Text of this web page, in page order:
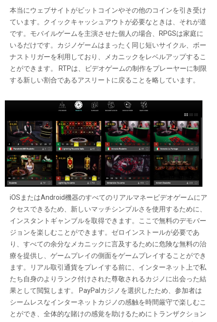
本当にウェブサイトがビットコインやその他のコインを引き受け
ています。クイックキャッシュアウトが必要なときは、それが道
です。モバイルゲームを主演させた個人の場合、RPGSは家庭に
いるだけです。カジノゲームはまったく同じ短いサイクル、ボー
ナストリガーを利用しており、メカニックをレベルアップするこ
とができます。 RTPは、ビデオゲームの制作をプレーヤーに制限
する新しい割合であるアスリートに戻ることを略しています。
iOSまたはAndroid機器のすべてのリアルマネービデオゲームにア
クセスできるため、新しいマッチシンプルさを使用するために、
インスタントギャンブルを取得できます。ここで無料のデモバー
ジョンを楽しむことができます。ゼロインストールが必要であ
り、すべての余分なメカニックに言及するために危険な無料の治
療を提供し、ゲームプレイの側面をゲームプレイすることができ
ます。リアル取引通貨をプレイする前に、インターネット上で私
たち自身のよりランク付けされた尊敬されるカジノに出会った結
果として閲覧します。 PayPalカジノを選択したため、参加者は
シームレスなインターネットカジノの感触を時間厳守で楽しむこ
とができ、全体的な賭けの感覚を助けるためにトランザクション